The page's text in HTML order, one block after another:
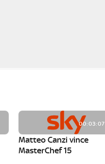
00:03:07
Matteo Canzi vince
MasterChef 15